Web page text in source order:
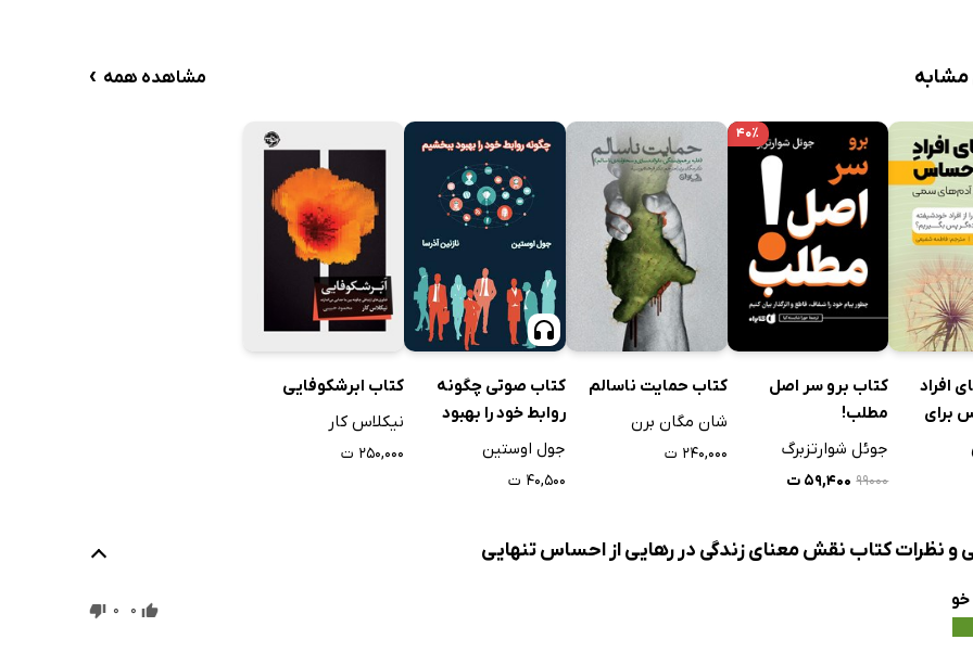
شناختی
نامه‌ای
یافته در طول زمان
شخصیتی
و کنار آمدن
تنهایی بر مبنای اسناد دهی در افراد
اجتماعی
و فضای مجازی
تعلق
مشاهده همه ›
افراد
برای
سمی
۴۰٪
کتاب برو سر اصل
مطلب!
جوئل شوارتزبرگ
۹۹۰۰۰ ۵۹,۴۰۰ ت
کتاب حمایت ناسالم
شان مگان برن
۲۴۰,۰۰۰ ت
کتاب صوتی چگونه
روابط خود را بهبود
ببخشیم
جول اوستین
۴۰,۵۰۰ ت
کتاب ابرشکوفایی
نیکلاس کار
۲۵۰,۰۰۰ ت
و نظرات کتاب نقش معنای زندگی در رهایی از احساس تنهایی
0
0